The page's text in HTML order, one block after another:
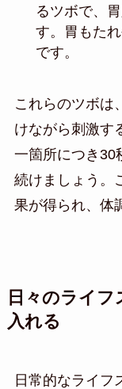
るツボで、
す。胃もた
です。
これらのツボは
けながら刺激す
一箇所につき30
続けましょう。
果が得られ、体
日々のライ
入れる
日常的なライフ